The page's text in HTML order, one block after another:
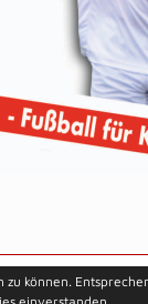
können.